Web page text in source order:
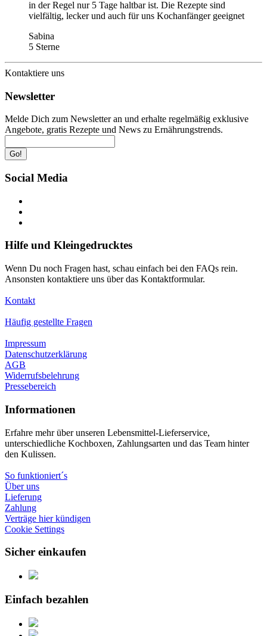
in der Regel nur 5 Tage haltbar ist. Die Rezepte sind
vielfältig, lecker und auch für uns Kochanfänger geeignet
Sabina
5 Sterne
Kontaktiere uns
Newsletter
Melde Dich zum Newsletter an und erhalte regelmäßig exklusive
Angebote, gratis Rezepte und News zu Ernährungstrends.
Go!
Social Media
Hilfe und Kleingedrucktes
Wenn Du noch Fragen hast, schau einfach bei den FAQs rein.
Ansonsten kontaktiere uns über das Kontaktformular.
Kontakt
Häufig gestellte Fragen
Impressum
Datenschutzerklärung
AGB
Widerrufsbelehrung
Pressebereich
Informationen
Erfahre mehr über unseren Lebensmittel-Lieferservice,
unterschiedliche Kochboxen, Zahlungsarten und das Team hinter
den Kulissen.
So funktioniert´s
Über uns
Lieferung
Zahlung
Verträge hier kündigen
Cookie Settings
Sicher einkaufen
Einfach bezahlen